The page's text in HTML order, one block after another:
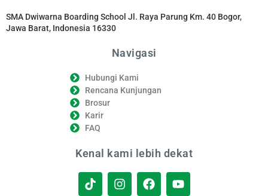
SMA Dwiwarna Boarding School Jl. Raya Parung Km. 40 Bogor,
Jawa Barat, Indonesia 16330
Navigasi
Hubungi Kami
Rencana Kunjungan
Brosur
Karir
FAQ
Kenal kami lebih dekat